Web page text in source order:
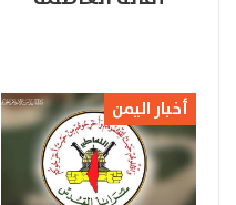
أخبار اليمن